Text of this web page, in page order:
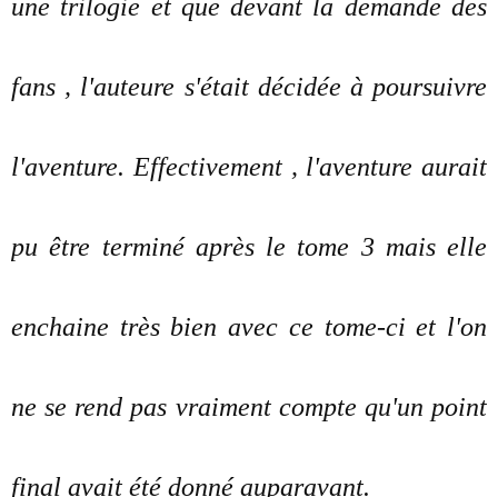
une trilogie et que devant la demande des
fans , l'auteure s'était décidée à poursuivre
l'aventure. Effectivement , l'aventure aurait
pu être terminé après le tome 3 mais elle
enchaine très bien avec ce tome-ci et l'on
ne se rend pas vraiment compte qu'un point
final avait été donné auparavant.